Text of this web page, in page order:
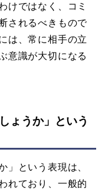
けではなく、コミ
されるべきもので
は、常に相手の立
意識が大切になる
ょうか」という
」という表現は、
れており、一般的